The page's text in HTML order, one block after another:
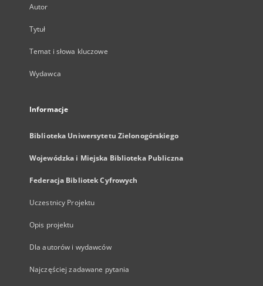
Autor
Tytuł
Temat i słowa kluczowe
Wydawca
Informacje
Biblioteka Uniwersytetu Zielonogórskiego
Wojewódzka i Miejska Biblioteka Publiczna
Federacja Bibliotek Cyfrowych
Uczestnicy Projektu
Opis projektu
Dla autorów i wydawców
Najczęściej zadawane pytania